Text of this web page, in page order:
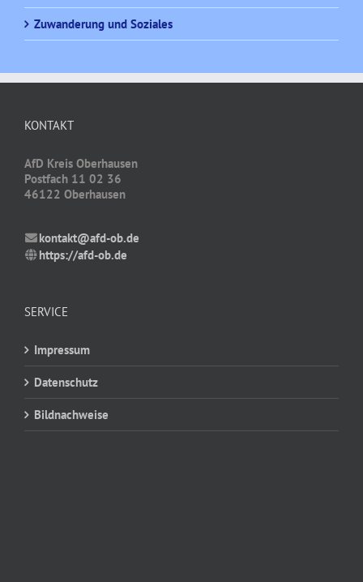
Zuwanderung und Soziales
KONTAKT
AfD Kreis Oberhausen
Postfach 11 02 36
46122 Oberhausen
kontakt@afd-ob.de
https://afd-ob.de
SERVICE
Impressum
Datenschutz
Bildnachweise